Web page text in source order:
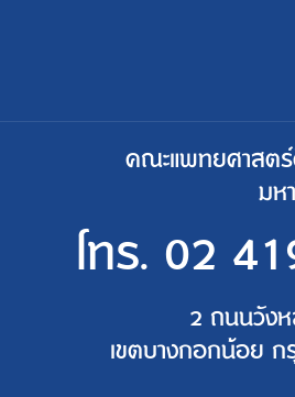
คณะแพทยศาสต
มห
โทร. 02
2 ถนนวัง
เขตบางกอกน้อย ก